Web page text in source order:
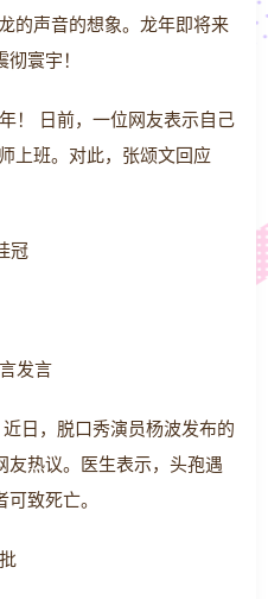
的声音的想象。龙年即将来
寰宇！
！ 日前，一位网友表示自己
上班。对此，张颂文回应
冠
发言
日，脱口秀演员杨波发布的
友热议。医生表示，头孢遇
致死亡。